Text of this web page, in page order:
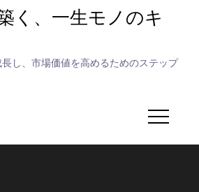
く、一生モノのキ
し、市場価値を高めるためのステップ